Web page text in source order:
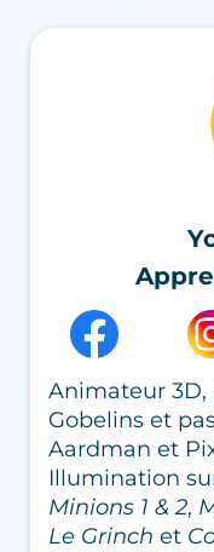
Animateur 3D,
Gobelins et
Aardman et
Illumination
Minions 1 & 2,
Le Grinch et